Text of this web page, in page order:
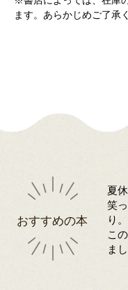
ます。あらかじめご了承
おすすめの本
夏
笑
り。
こ
ま